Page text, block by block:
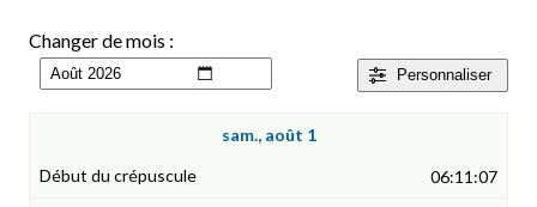
Personnaliser
Changer de mois :
sam., août 1
06:11:07